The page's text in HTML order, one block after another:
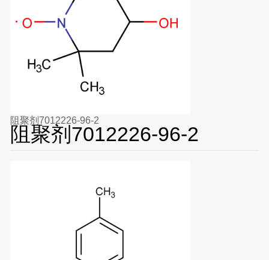
阻聚剂7012226-96-2
阻聚剂7012226-96-2